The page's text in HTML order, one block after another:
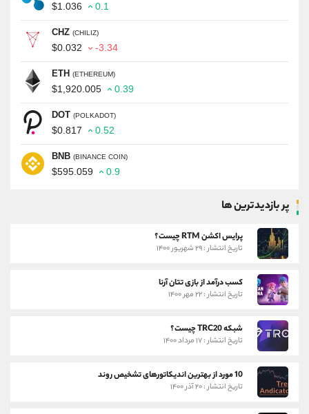
$1.036 0.1
CHZ (CHILIZ)
$0.032 -3.34
ETH (ETHEREUM)
$1,920.005 0.39
DOT (POLKADOT)
$0.817 0.52
BNB (BINANCE COIN)
$595.059 0.9
پر بازدیدترین ها
پرایس اکشن RTM چیست؟
تاریخ انتشار : ۲۹ شهریور ۱۴۰۰
کسب درآمد از بازی تتان آرنا
تاریخ انتشار : ۲۲ مهر ۱۴۰۰
شبکه TRC20 چیست؟
تاریخ انتشار : ۱۷ مرداد ۱۴۰۰
10 مورد از بهترین اندیکاتورهای تشخیص روند
تاریخ انتشار : ۲۰ آذر ۱۴۰۰